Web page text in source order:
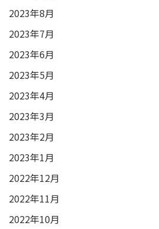
2023年8月
2023年7月
2023年6月
2023年5月
2023年4月
2023年3月
2023年2月
2023年1月
2022年12月
2022年11月
2022年10月